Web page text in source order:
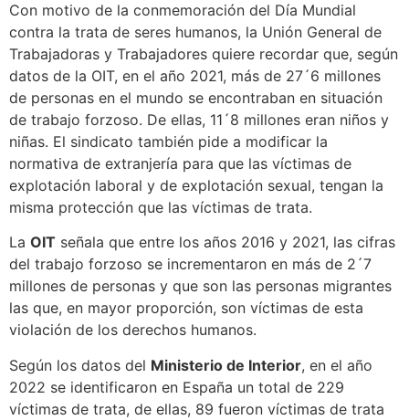
Con motivo de la conmemoración del Día Mundial
contra la trata de seres humanos, la Unión General de
Trabajadoras y Trabajadores quiere recordar que, según
datos de la OIT, en el año 2021, más de 27´6 millones
de personas en el mundo se encontraban en situación
de trabajo forzoso. De ellas, 11´8 millones eran niños y
niñas. El sindicato también pide a modificar la
normativa de extranjería para que las víctimas de
explotación laboral y de explotación sexual, tengan la
misma protección que las víctimas de trata.
La OIT señala que entre los años 2016 y 2021, las cifras
del trabajo forzoso se incrementaron en más de 2´7
millones de personas y que son las personas migrantes
las que, en mayor proporción, son víctimas de esta
violación de los derechos humanos.
Según los datos del Ministerio de Interior, en el año
2022 se identificaron en España un total de 229
víctimas de trata, de ellas, 89 fueron víctimas de trata